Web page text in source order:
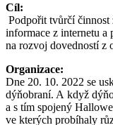
Podpořit tvůrčí činnost
informace z internetu a
na rozvoj dovedností z
Organizace:
Dne 20. 10. 2022 se
dýňobraní. A když
a s tím spojený
ve kterých probíhaly